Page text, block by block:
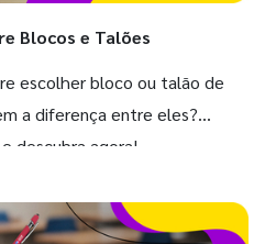
Blocos e Talões
escolher bloco ou talão de
a diferença entre eles?
descubra agora!